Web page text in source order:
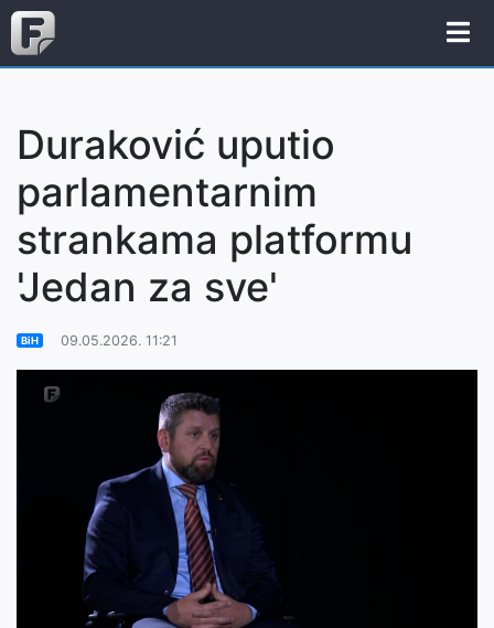
Duraković uputio
parlamentarnim
strankama platformu
'Jedan za sve'
BiH 09.05.2026. 11:21